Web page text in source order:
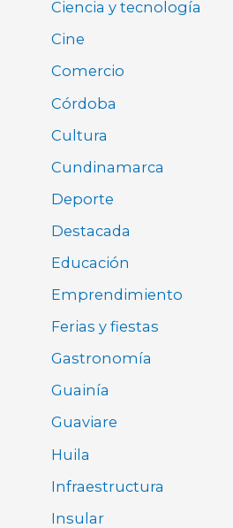
Ciencia y tecnología
Cine
Comercio
Córdoba
Cultura
Cundinamarca
Deporte
Destacada
Educación
Emprendimiento
Ferias y fiestas
Gastronomía
Guainía
Guaviare
Huila
Infraestructura
Insular